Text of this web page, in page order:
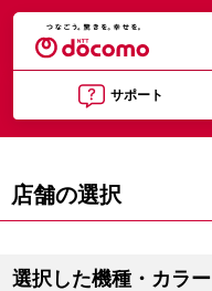
サポート
店舗の選択
選択した機種・カラー